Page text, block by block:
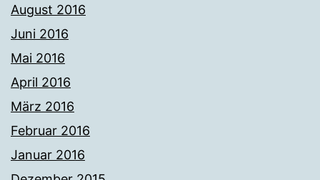
August 2016
Juni 2016
Mai 2016
April 2016
März 2016
Februar 2016
Januar 2016